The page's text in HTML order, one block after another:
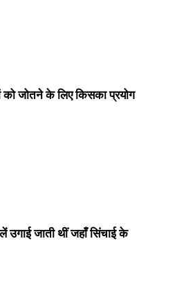
जोतने के लिए किसका प्रयोग
उगाई जाती थीं जहाँ सिंचाई के